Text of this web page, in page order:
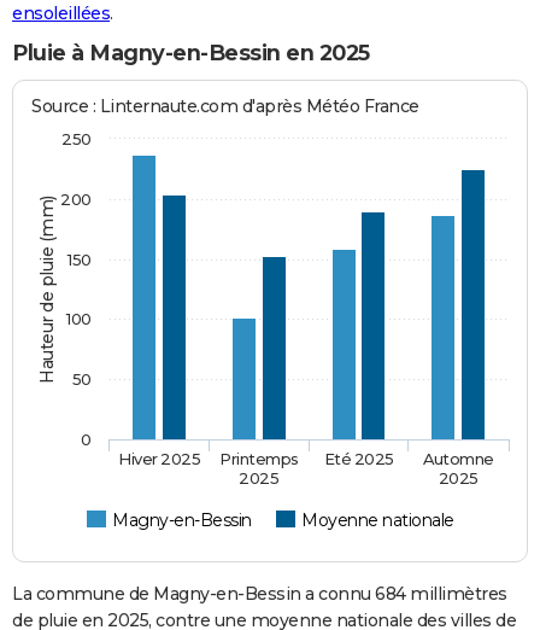
ensoleillées.
Pluie à Magny-en-Bessin en 2025
Hauteur de pluie (mm)
Source : Linternaute.com d'après Météo France
Magny-en-Bessin Moyenne nationale
Hiver 2025
Printemps
2025
Eté 2025
Automne
2025
0
50
100
150
200
250
La commune de Magny-en-Bessin a connu 684 millimètres
de pluie en 2025, contre une moyenne nationale des villes de